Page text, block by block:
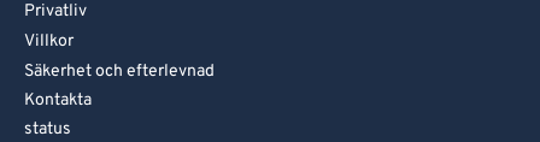
Privatliv
Villkor
Säkerhet och efterlevnad
Kontakta
status